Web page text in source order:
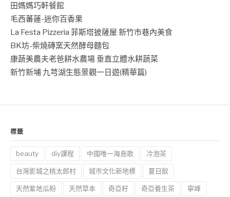
田媽媽巧軒餐館
毛西蕃蓮-迷你百香果
La Festa Pizzeria 菲斯塔披薩屋 新竹市巷內美食
BK坊-柴燒磚窯天然酵母麵包
康蔬美農夫老爸耕水農場 垂直立體水耕蔬菜
新竹新埔 九芎湖生態景觀一日遊(精華篇)
標籤
beauty diy課程 中國唯一海島歌 冷泡茶
台灣影城之桃太郎村 城市文化新地標 夏日飲
天然紫地瓜粉 天然草本 奇亞籽 奇亞養生茶 寧峰